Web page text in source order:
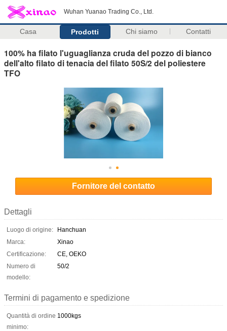
Wuhan Yuanao Trading Co., Ltd.
Casa Prodotti Chi siamo Contatti
100% ha filato l'uguaglianza cruda del pozzo di bianco
dell'alto filato di tenacia del filato 50S/2 del poliestere
TFO
Fornitore del contatto
Dettagli
Luogo di origine:
Hanchuan
Marca:
Xinao
Certificazione:
CE, OEKO
Numero di
modello:
50/2
Termini di pagamento e spedizione
Quantità di ordine
minimo:
1000kgs